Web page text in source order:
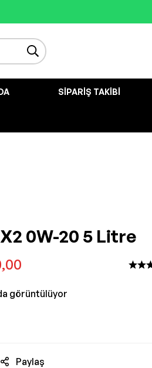
SIPARIŞ TAKIBI
0W-20 5 Litre
görüntülüyor
Paylaş